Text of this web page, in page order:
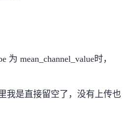
mean_channel_value时，
我是直接留空了，没有上传也